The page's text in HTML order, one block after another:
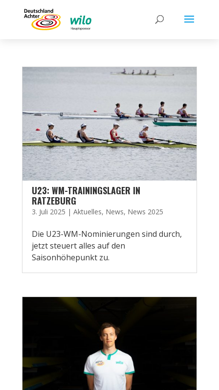
U23: WM-TRAININGSLAGER IN
RATZEBURG
3. Juli 2025 | Aktuelles, News, News 2025
Die U23-WM-Nominierungen sind durch,
jetzt steuert alles auf den
Saisonhöhepunkt zu.